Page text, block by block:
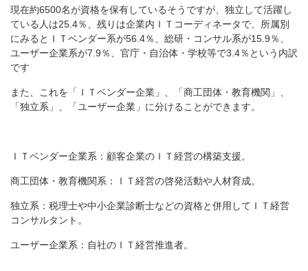
現在約6500名が資格を保有しているそうですが、独立して活躍し
ている人は25.4％、残りは企業内ＩＴコーディネータで、所属別
にみるとＩＴベンダー系が56.4％、総研・コンサル系が15.9％、
ユーザー企業系が7.9％、官庁・自治体・学校等で3.4％という内訳
です
また、これを「ＩＴベンダー企業」、「商工団体・教育機関」、
「独立系」、「ユーザー企業」に分けることができます。
ＩＴベンダー企業系：顧客企業のＩＴ経営の構築支援。
商工団体・教育機関系：ＩＴ経営の啓発活動や人材育成。
独立系：税理士や中小企業診断士などの資格と併用してＩＴ経営
コンサルタント。
ユーザー企業系：自社のＩＴ経営推進者。